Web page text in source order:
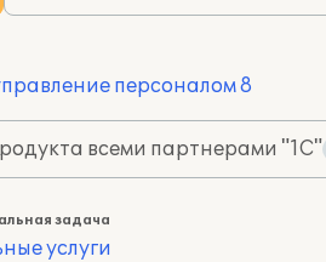
персоналом 8
всеми партнерами "1С"
задача
услуги